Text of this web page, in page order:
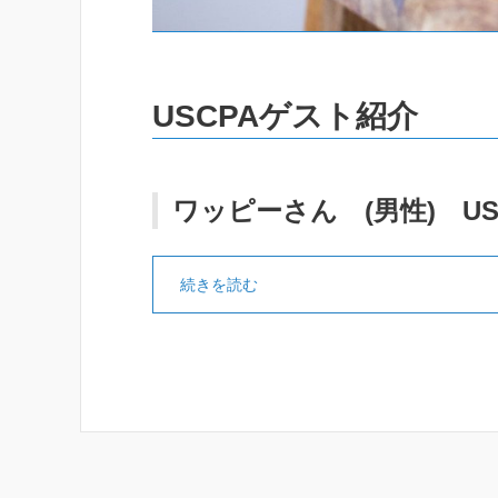
USCPAゲスト紹介
ワッピーさん (男性)
続きを読む